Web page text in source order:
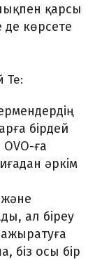
қарсы
көрсете
Те:
бірдей
ға
әркім
ал біреу
ажыратуға
біз осы бір